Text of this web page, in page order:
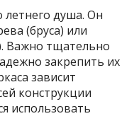
летнего душа. Он
(бруса) или
Важно тщательно
закрепить их
зависит
конструкции
использовать